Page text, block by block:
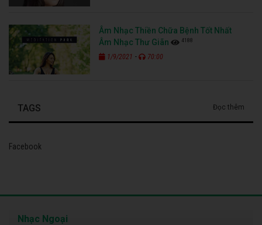
Âm Nhạc Thiền Chữa Bệnh Tốt Nhất
Âm Nhạc Thư Giãn
4188
1/9/2021 - 70:00
TAGS Đọc thêm
Facebook
Nhạc Ngoại